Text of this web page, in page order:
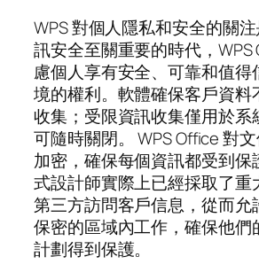
WPS 對個人隱私和安全的關
訊安全至關重要的時代，WPS
慮個人享有安全、可靠和值得
境的權利。軟體確保客戶資料
收集；受限資訊收集僅用於系
可隨時關閉。 WPS Office 對
加密，確保每個資訊都受到保
式設計師實際上已經採取了重
第三方訪問客戶信息，從而允
保密的區域內工作，確保他們
計劃得到保護。